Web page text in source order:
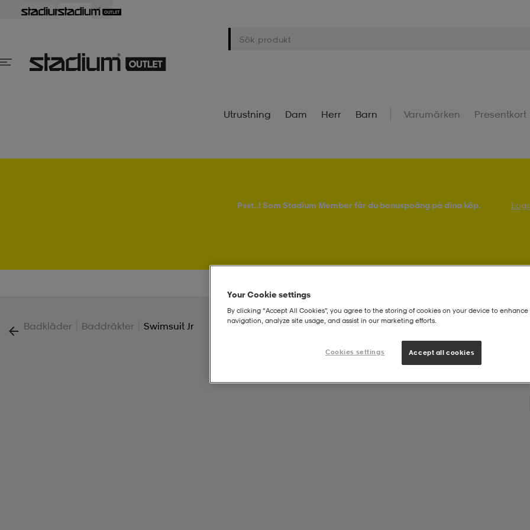
Utrustning Dam Herr Barn Varumärken Presentkort
Psst..! Som Stadium Member får du bonuspoäng på dina köp.
Badkläder Baddräkter Swimsuit Jr
Your Cookie settings
By clicking “Accept All Cookies”, you agree to the storing of cookies on your device to enhance
navigation, analyze site usage, and assist in our marketing efforts.
Cookies settings Accept all cookies